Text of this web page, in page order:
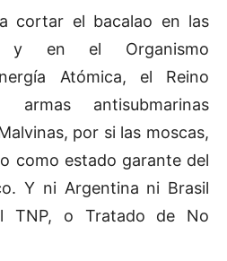
cortar el bacalao en las
y en el Organismo
Atómica, el Reino
antisubmarinas
por si las moscas,
como estado garante del
Y ni Argentina ni Brasil
TNP, o Tratado de No